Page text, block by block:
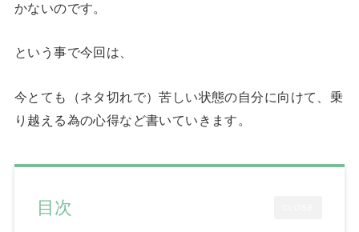
かないのです。
という事で今回は、
今とても（ネタ切れで）苦しい状態の自分に向けて、乗
り越える為の心得など書いていきます。
目次